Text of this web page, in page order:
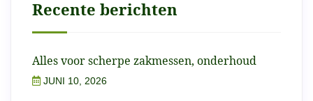
Recente berichten
Alles voor scherpe zakmessen, onderhoud
JUNI 10, 2026